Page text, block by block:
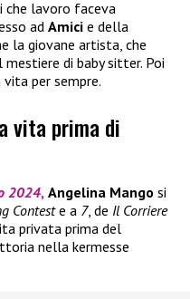
che lavoro faceva
ad Amici e della
la giovane artista, che
di baby sitter. Poi
per sempre.
vita prima di
2024, Angelina Mango si
Conteste a 7, de Il Corriere
privata prima del
nella kermesse